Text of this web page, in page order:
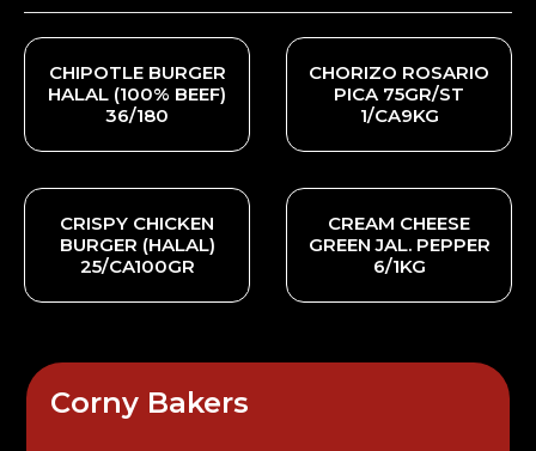
CHIPOTLE BURGER
HALAL (100% BEEF)
36/180
CHORIZO ROSARIO
PICA 75GR/ST
1/CA9KG
CRISPY CHICKEN
BURGER (HALAL)
25/CA100GR
CREAM CHEESE
GREEN JAL. PEPPER
6/1KG
Corny Bakers